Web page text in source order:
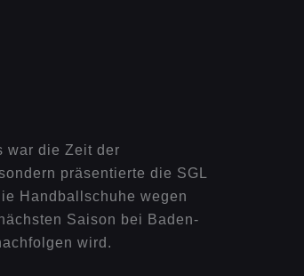
war die Zeit der
präsentierte die SGL
Handballschuhe wegen
Saison bei Baden-
wird.